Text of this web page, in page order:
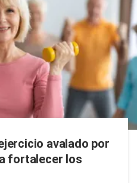
avalado por
fortalecer los